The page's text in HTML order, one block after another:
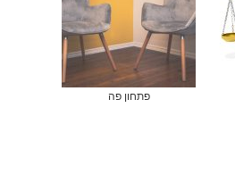
פתחון פה